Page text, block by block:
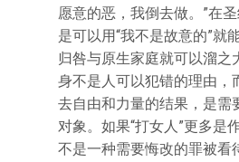
愿意的恶，我倒去做。”在圣
是可以用“我不是故意的”就
归咎与原生家庭就可以溜之
身不是人可以犯错的理由，
去自由和力量的结果，是需
对象。如果“打女人”更多是
不是一种需要悔改的罪被看